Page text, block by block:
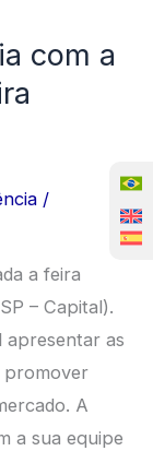
com a
/
a feira
– Capital).
as
promover
A
a sua equipe